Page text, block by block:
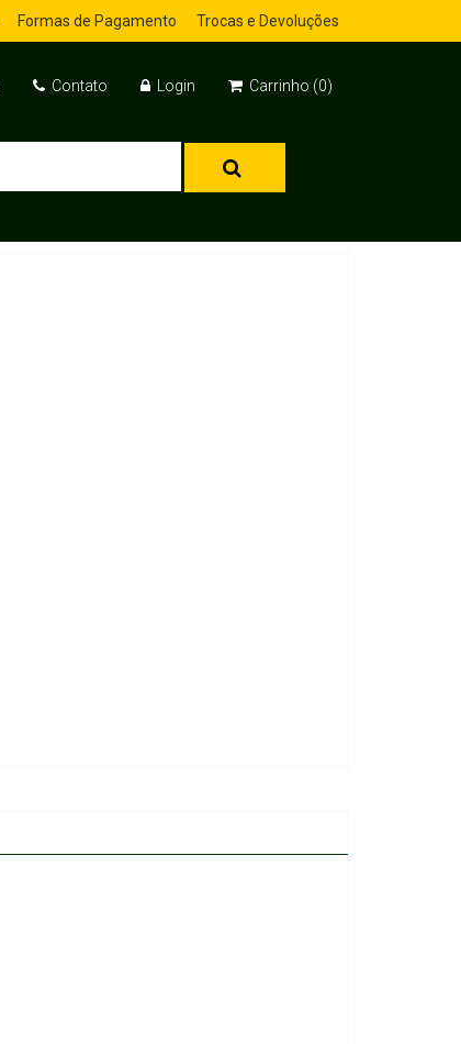
Formas de Pagamento Trocas e Devoluções
Contato Login Carrinho (0)